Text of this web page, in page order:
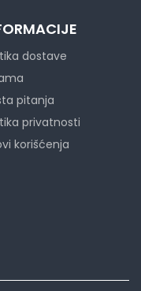
dostave
pitanja
privatnosti
korišćenja